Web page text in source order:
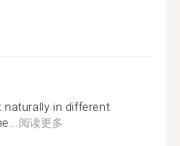
naturally in different
阅读更多